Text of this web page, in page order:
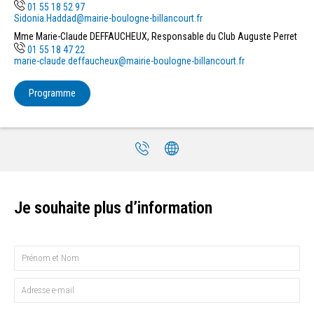
01 55 18 52 97
Sidonia.Haddad@mairie-boulogne-billancourt.fr
Mme Marie-Claude DEFFAUCHEUX, Responsable du Club Auguste Perret
01 55 18 47 22
marie-claude.deffaucheux@mairie-boulogne-billancourt.fr
Programme
Je souhaite plus d’information